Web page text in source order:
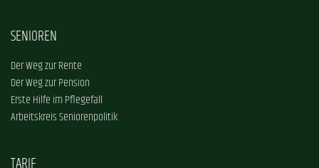
SENIOREN
Der Weg zur Rente
Der Weg zur Pension
Erste Hilfe im Pflegefall
Arbeitskreis Seniorenpolitik